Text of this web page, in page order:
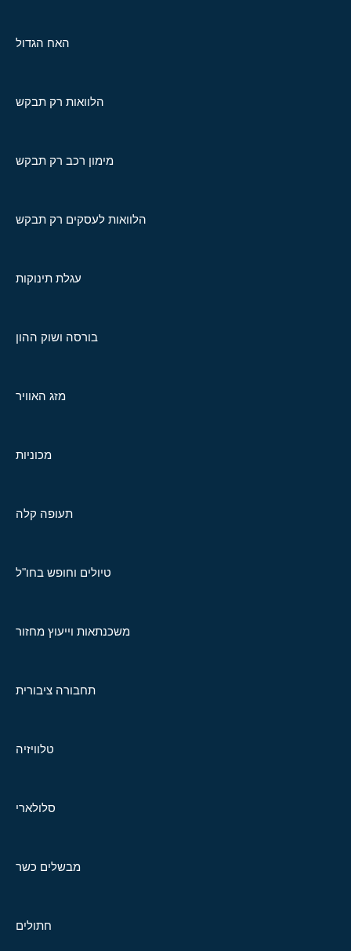
האח הגדול
הלוואות רק תבקש
מימון רכב רק תבקש
הלוואות לעסקים רק תבקש
עגלת תינוקות
בורסה ושוק ההון
מזג האוויר
מכוניות
תעופה קלה
טיולים וחופש בחו"ל
משכנתאות וייעוץ מחזור
תחבורה ציבורית
טלוויזיה
סלולארי
מבשלים כשר
חתולים